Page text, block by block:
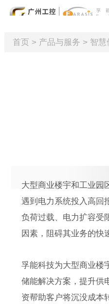
新闻媒体
联系我们
首页 > 产品与服务 > 智慧
大型商业楼宇和工业园
遇到电力系统投入高回
负荷过载、电力扩容受
因素，阻碍其业务的快
孚能科技为大型商业楼
储能解决方案，提升供
资帮助客户将沉没成本